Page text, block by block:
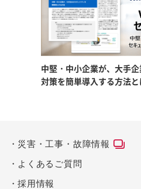
中堅・中小企業が、大手
対策を簡単導入する方法と
災害・工事・故障情報
よくあるご質問
採用情報